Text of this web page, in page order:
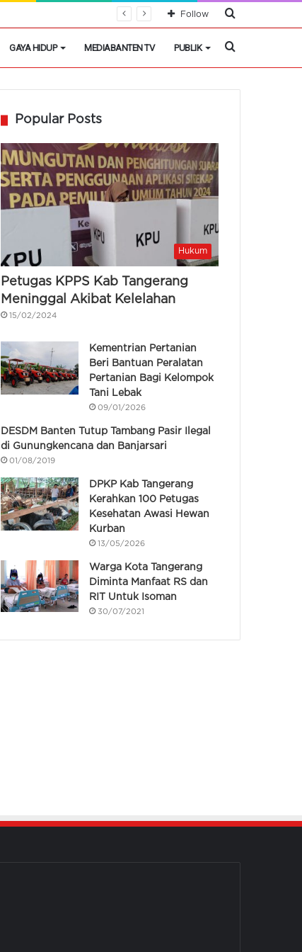
Cari
Follow
GAYA HIDUP MEDIABANTEN TV PUBLIK Cari
Popular Posts
Hukum
Petugas KPPS Kab Tangerang
Meninggal Akibat Kelelahan
15/02/2024
Kementrian Pertanian
Beri Bantuan Peralatan
Pertanian Bagi Kelompok
Tani Lebak
09/01/2026
DESDM Banten Tutup Tambang Pasir Ilegal
di Gunungkencana dan Banjarsari
01/08/2019
DPKP Kab Tangerang
Kerahkan 100 Petugas
Kesehatan Awasi Hewan
Kurban
13/05/2026
Warga Kota Tangerang
Diminta Manfaat RS dan
RIT Untuk Isoman
30/07/2021